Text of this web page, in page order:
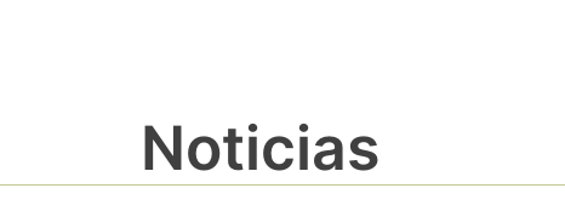
Noticias